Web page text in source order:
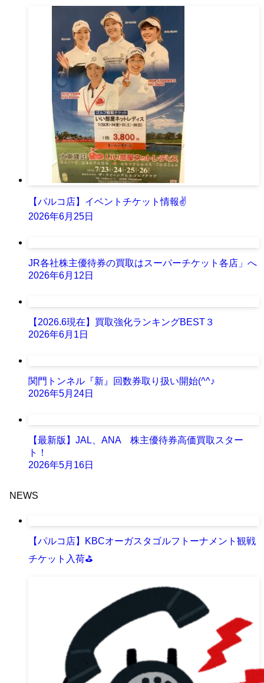
【パルコ店】イベントチケット情報✌
2026年6月25日
JR各社株主優待券の買取はスーパーチケット各店」へ
2026年6月12日
【2026.6現在】買取強化ランキングBEST３
2026年6月1日
関門トンネル『新』回数券取り扱い開始(^^♪
2026年5月24日
【最新版】JAL、ANA 株主優待券高価買取スター
ト！
2026年5月16日
NEWS
【パルコ店】KBCオーガスタゴルフトーナメント観戦
チケット入荷⛳